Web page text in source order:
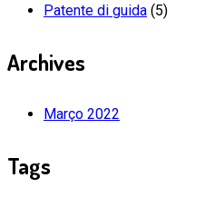
Patente di guida (5)
Archives
Março 2022
Tags